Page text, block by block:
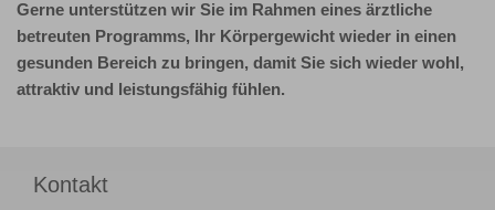
Gerne unterstützen wir Sie im Rahmen eines ärztliche
betreuten Programms, Ihr Körpergewicht wieder in einen
gesunden Bereich zu bringen, damit Sie sich wieder wohl,
attraktiv und leistungsfähig fühlen.
Kontakt